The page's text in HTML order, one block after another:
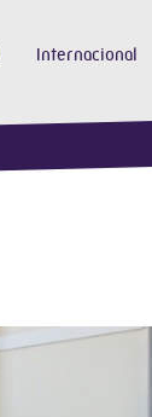
Internacional